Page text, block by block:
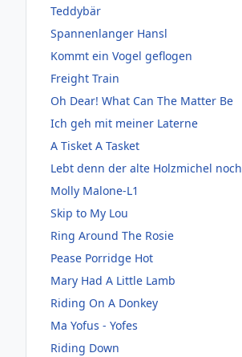
Teddybär
Spannenlanger Hansl
Kommt ein Vogel geflogen
Freight Train
Oh Dear! What Can The Matter Be
Ich geh mit meiner Laterne
A Tisket A Tasket
Lebt denn der alte Holzmichel noch
Molly Malone-L1
Skip to My Lou
Ring Around The Rosie
Pease Porridge Hot
Mary Had A Little Lamb
Riding On A Donkey
Ma Yofus - Yofes
Riding Down